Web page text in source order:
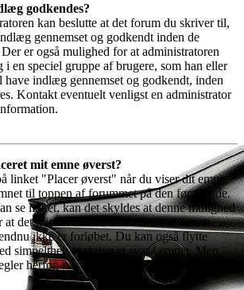
godkendes?
kan beslutte at det forum du skriver til,
gennemset og godkendt inden de
er også mulighed for at administratoren
i en speciel gruppe af brugere, som han eller
have indlæg gennemset og godkendt, inden
Kontakt eventuelt venligst en administrator
mit emne øverst?
linket "Placer øverst" når du viser dit emne,
til toppen af forummet på den første side.
se linket, kan det skyldes at denne mulighed
at det mindst tilladte tidsrum for at kunne
ikke er forløbet. Du kan også flytte
simpelthen at skrive et svar i emnet. Men
herfor, når du gør dette.